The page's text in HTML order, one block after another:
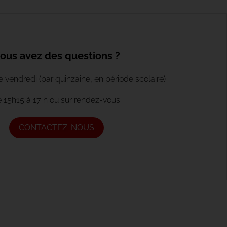
avez des questions ?
vendredi (par quinzaine, en période scolaire)
15h15 à 17 h ou sur rendez-vous.
CONTACTEZ-NOUS